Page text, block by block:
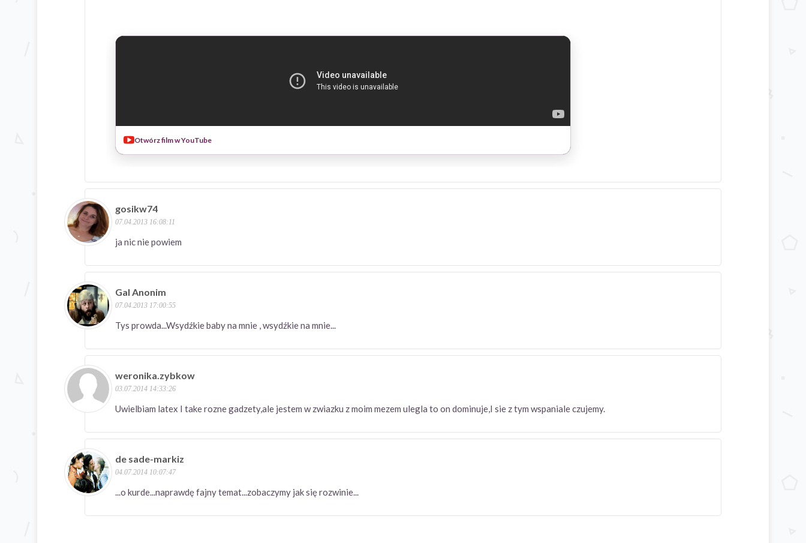
Otwórz film w YouTube
gosikw74
07.04.2013 16:08:11
ja nic nie powiem
Gal Anonim
07.04.2013 17:00:55
Tys prowda...Wsydźkie baby na mnie , wsydźkie na mnie...
weronika.zybkow
03.07.2014 14:33:26
Uwielbiam latex I take rozne gadzety,ale jestem w zwiazku z moim mezem ulegla to on dominuje,I sie z tym wspaniale czujemy.
de sade-markiz
04.07.2014 10:07:47
...o kurde...naprawdę fajny temat...zobaczymy jak się rozwinie...